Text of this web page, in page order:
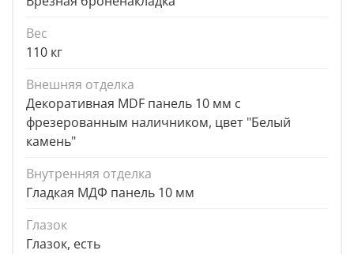
Вес
110 кг
Внешняя отделка
Декоративная MDF панель 10 мм с
фрезерованным наличником, цвет "Белый
камень"
Внутренняя отделка
Гладкая МДФ панель 10 мм
Глазок
Глазок, есть